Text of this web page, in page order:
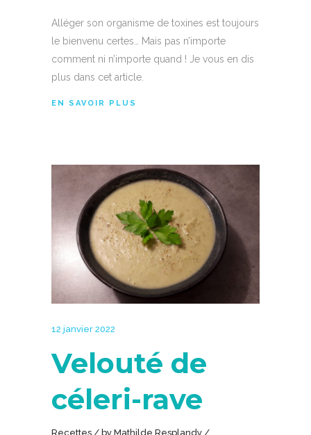
Alléger son organisme de toxines est toujours
le bienvenu certes… Mais pas n’importe
comment ni n’importe quand ! Je vous en dis
plus dans cet article.
EN SAVOIR PLUS
12 janvier 2022
Velouté de
céleri-rave
Recettes by Mathilde Resplandy